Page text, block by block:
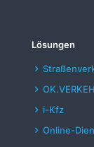
Lösungen
i-Kfz
Online-